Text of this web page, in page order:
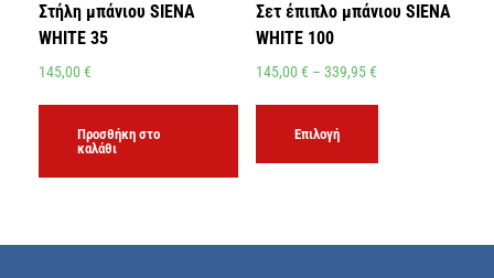
Στήλη μπάνιου SIENA
WHITE 35
145,00 €
Προσθήκη στο
καλάθι
Σετ έπιπλο μπάνιου SIENA
WHITE 100
145,00 € – 339,95€
Επιλογή